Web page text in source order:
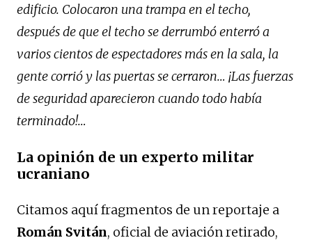
edificio. Colocaron una trampa en el techo,
después de que el techo se derrumbó enterró a
varios cientos de espectadores más en la sala, la
gente corrió y las puertas se cerraron… ¡Las fuerzas
de seguridad aparecieron cuando todo había
terminado!…
La opinión de un experto militar
ucraniano
Citamos aquí fragmentos de un reportaje a
Román Svitán, oficial de aviación retirado,